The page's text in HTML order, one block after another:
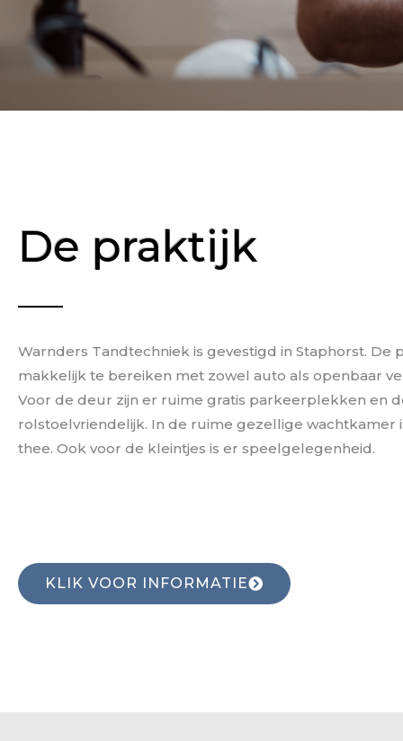
De praktijk
Warnders Tandtechniek is gevestigd in Staphorst. De
makkelijk te bereiken met zowel auto als openbaar
Voor de deur zijn er ruime gratis parkeerplekken en
rolstoelvriendelijk. In de ruime gezellige wachtkamer
thee. Ook voor de kleintjes is er speelgelegenheid.
KLIK VOOR INFORMATIE